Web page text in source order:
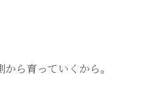
ら育っていくから。